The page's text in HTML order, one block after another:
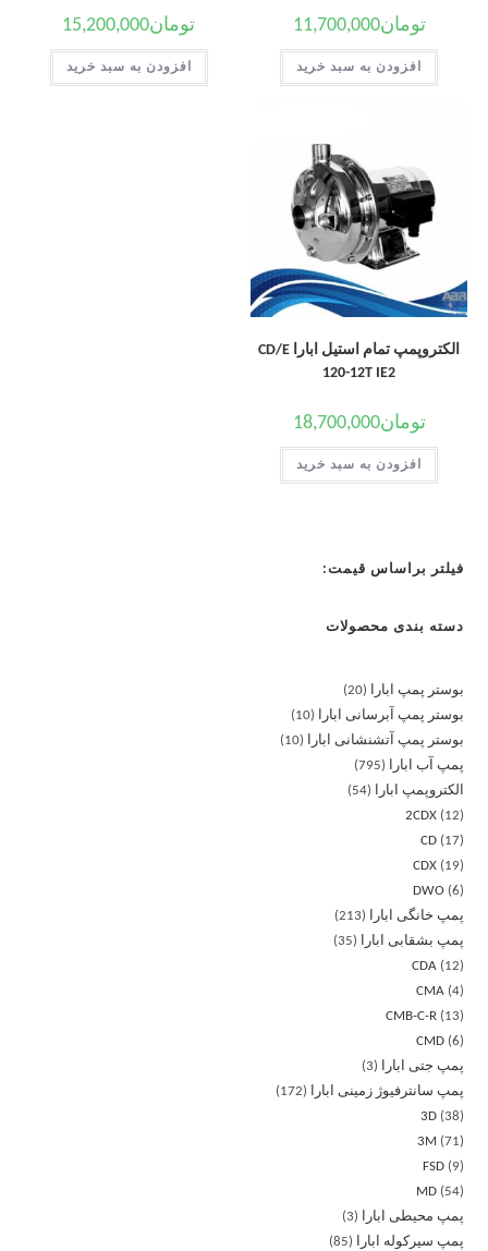
تومان11,700,000
افزودن به سبد خرید
تومان15,200,000
افزودن به سبد خرید
الکتروپمپ تمام استیل ابارا CD/E
120-12T IE2
تومان18,700,000
افزودن به سبد خرید
فیلتر براساس قیمت:
دسته بندی محصولات
بوستر پمپ ابارا
20
بوستر پمپ آبرسانی ابارا
10
بوستر پمپ آتشنشانی ابارا
10
پمپ آب ابارا
795
الکتروپمپ ابارا
54
2CDX
12
CD
17
CDX
19
DWO
6
پمپ خانگی ابارا
213
پمپ بشقابی ابارا
35
CDA
12
CMA 4
CMB-C-R
13
CMD 6
پمپ جتی ابارا
3
پمپ سانترفیوژ زمینی ابارا
172
3D 38
3M
71
FSD
9
MD
54
پمپ محیطی ابارا
3
پمپ سیرکوله ابارا
85